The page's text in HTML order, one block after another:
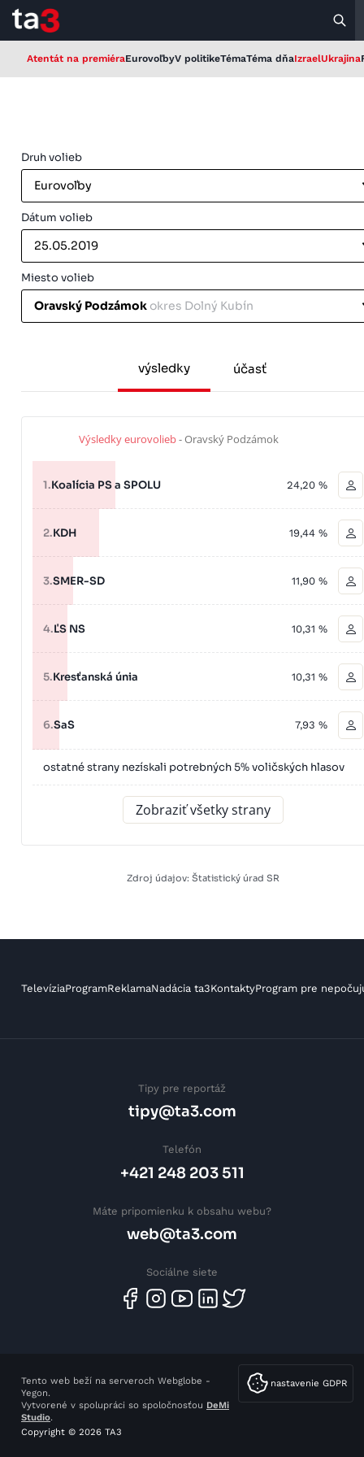
Atentát na premiéraEurovoľbyV politikeTémaTéma dňaIzraelUkrajina
Druh volieb
Eurovoľby
Dátum volieb
25.05.2019
Miesto volieb
Oravský Podzámok okres Dolný Kubín
výsledky účasť
Výsledky eurovolieb- Oravský Podzámok
1.Koalícia PS a SPOLU 24,20 %
2.KDH 19,44 %
3.SMER-SD 11,90 %
4.ĽS NS 10,31 %
5.Kresťanská únia 10,31 %
6.SaS 7,93 %
ostatné strany nezískali potrebných 5% voličských hlasov
Zobraziť všetky strany
Zdroj údajov: Štatistický úrad SR
TelevíziaProgramReklamaNadácia ta3KontaktyProgram pre
Tipy pre reportáž
tipy@ta3.com
Telefón
+421 248 203 511
Máte pripomienku k obsahu webu?
web@ta3.com
Sociálne siete
nastavenie GDPR
Tento web beží na serveroch Webglobe -
Yegon.
Vytvorené v spolupráci so spoločnosťou DeMi
Studio.
Copyright © 2026 TA3